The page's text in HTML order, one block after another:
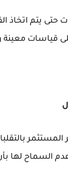
حتى يتم اتخاذ
على قياسات
المستثمر
السماح لها